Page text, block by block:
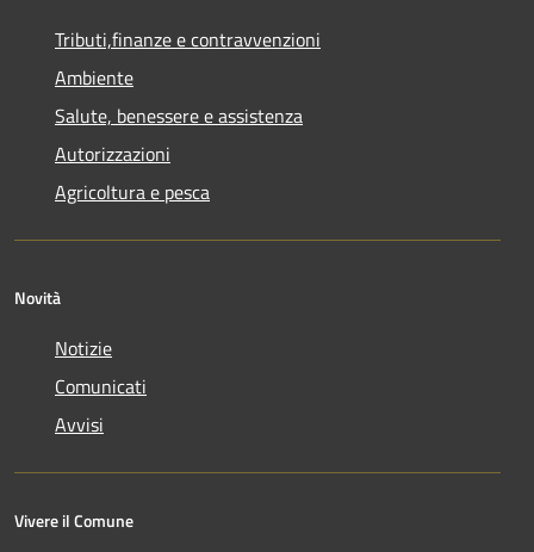
Tributi,finanze e contravvenzioni
Ambiente
Salute, benessere e assistenza
Autorizzazioni
Agricoltura e pesca
Novità
Notizie
Comunicati
Avvisi
Vivere il Comune